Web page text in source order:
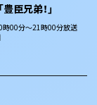
臣兄弟！」
時00分～21時00分放送